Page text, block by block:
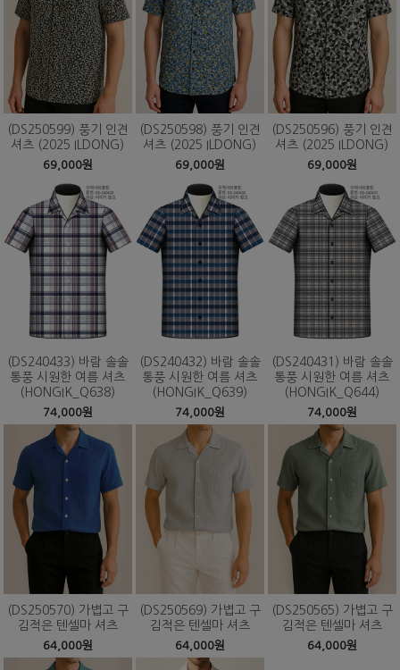
(DS250599) 풍기 인견
셔츠 (2025 ILDONG)
69,000원
(DS250598) 풍기 인견
셔츠 (2025 ILDONG)
69,000원
(DS250596) 풍기 인견
셔츠 (2025 ILDONG)
69,000원
(DS240433) 바람 솔솔
통풍 시원한 여름 셔츠
(HONGIK_Q638)
74,000원
(DS240432) 바람 솔솔
통풍 시원한 여름 셔츠
(HONGIK_Q639)
74,000원
(DS240431) 바람 솔솔
통풍 시원한 여름 셔츠
(HONGIK_Q644)
74,000원
(DS250570) 가볍고 구
김적은 텐셀마 셔츠
64,000원
(DS250569) 가볍고 구
김적은 텐셀마 셔츠
64,000원
(DS250565) 가볍고 구
김적은 텐셀마 셔츠
64,000원